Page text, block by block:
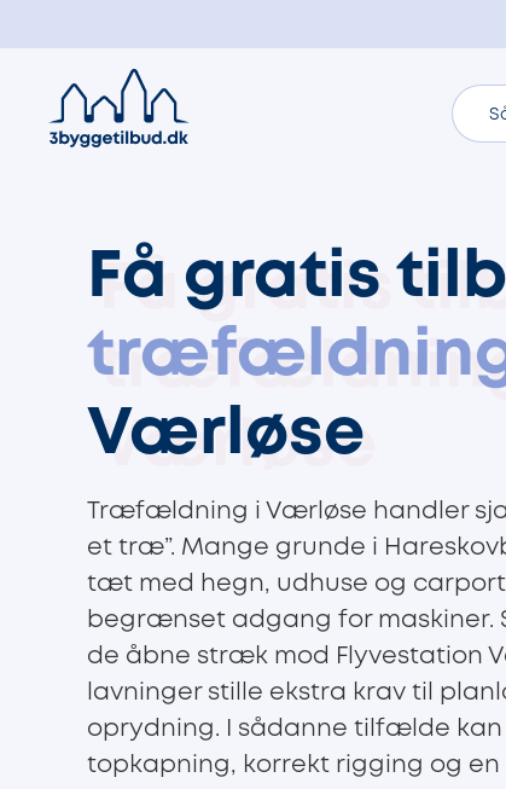
Få gratis
Værløse
Træfældning i Værløse handler
et træ”. Mange grunde i
tæt med hegn, udhuse og
begrænset adgang for maskiner.
de åbne stræk mod Flyvestation
lavninger stille ekstra krav til
oprydning. I sådanne tilfælde
topkapning, korrekt rigging og